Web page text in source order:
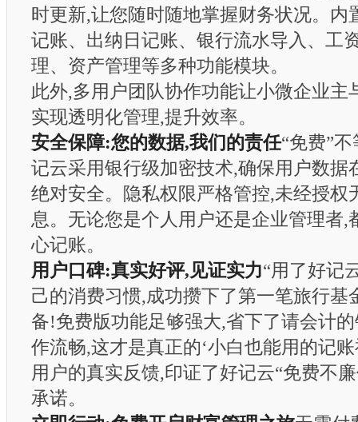
时更新,让您随时随地掌握财务状况。内
记账、出纳日记账、银行流水导入、工
理、资产管理等多种功能模块。
此外,多用户团队协作功能让小微企业主
实现透明化管理,提升效率。
安全保障:您的数据,我们的责任“免费”
记云采用银行级加密技术,确保用户数据
绝对安全。隐私权限严格管控,未经授权
息。无论您是个人用户还是企业管理者,
心记账。
用户口碑:真实好评,见证实力“用了好记
己的消费习惯,成功攒下了第一笔旅行基
备!免费版功能足够强大,省下了请会计
作流畅,这才是真正的‘小白也能用的记
用户的真实反馈,印证了好记云“免费不
承诺。